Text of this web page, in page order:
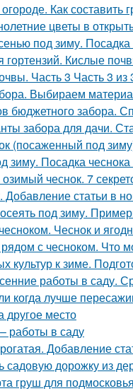
Как
цветы в
под зиму.
гортензий. Кислые
Часть 3 Часть 3
Выбираем
бюджетного забора.
забора для дачи.
(посаженный под
зиму. Посадка
озимый чеснок. 7
Добавление статьи в
под зиму.
Чеснок и
с чесноком. Что
культур к зиме.
работы в саду.
когда лучше
другое место
работы в саду
Добавление
садовую дорожку из
груш для